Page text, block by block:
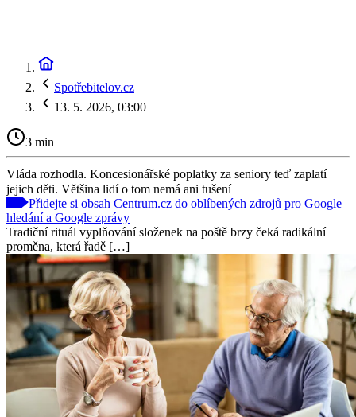
Spotřebitelov.cz
13. 5. 2026, 03:00
3 min
Vláda rozhodla. Koncesionářské poplatky za seniory teď zaplatí
jejich děti. Většina lidí o tom nemá ani tušení
Přidejte si obsah Centrum.cz do oblíbených zdrojů pro Google
hledání a Google zprávy
Tradiční rituál vyplňování složenek na poště brzy čeká radikální
proměna, která řadě […]